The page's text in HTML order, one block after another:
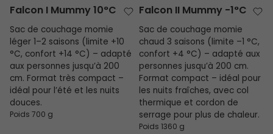
Falcon I Mummy 10°C
Sac de couchage momie
léger 1–2 saisons (limite +10
°C, confort +14 °C) – adapté
aux personnes jusqu’à 200
cm. Format très compact –
idéal pour l’été et les nuits
douces.
Poids 700 g
Falcon II Mummy -1°C
Sac de couchage momie
chaud 3 saisons (limite –1 °C,
confort +4 °C) – adapté aux
personnes jusqu’à 200 cm.
Format compact – idéal pour
les nuits fraîches, avec col
thermique et cordon de
serrage pour plus de chaleur.
Poids 1360 g